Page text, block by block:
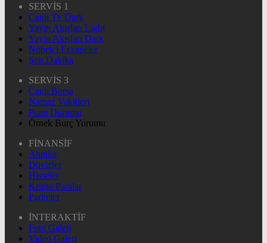
SERVİS 1
Canlı Tv Dark
Yayın Akışları Light
Yayın Akışları Dark
Nöbetçi Eczaneler
Son Dakika
SERVİS 3
Canlı Borsa
Namaz Vakitleri
Puan Durumu
Örnek Burç Yorumu
FİNANSİF
Altınlar
Dövizler
Hisseler
Kripto Paralar
Pariteler
İNTERAKTİF
Foto Galeri
Video Galeri